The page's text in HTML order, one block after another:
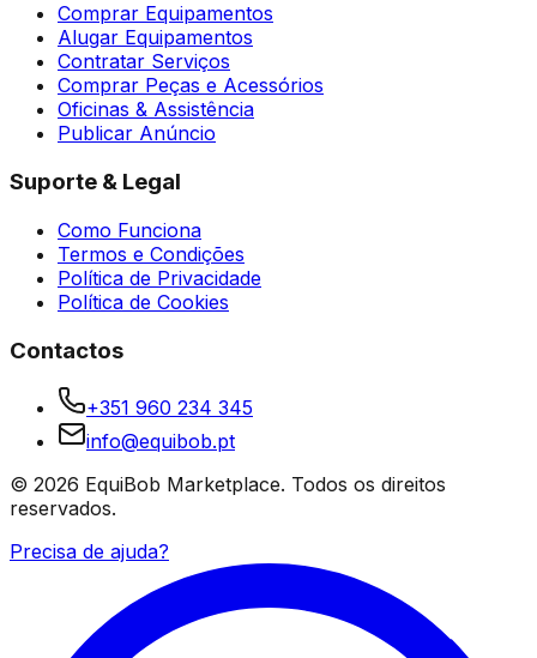
Comprar Equipamentos
Alugar Equipamentos
Contratar Serviços
Comprar Peças e Acessórios
Oficinas & Assistência
Publicar Anúncio
Suporte & Legal
Como Funciona
Termos e Condições
Política de Privacidade
Política de Cookies
Contactos
+351 960 234 345
info@equibob.pt
© 2026 EquiBob Marketplace. Todos os direitos
reservados.
Precisa de ajuda?